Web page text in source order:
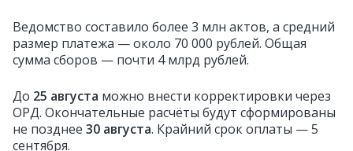
Ведомство составило более 3 млн актов, а средний
размер платежа — около 70 000 рублей. Общая
сумма сборов — почти 4 млрд рублей.
До 25 августа можно внести корректировки через
ОРД. Окончательные расчёты будут сформированы
не позднее 30 августа. Крайний срок оплаты — 5
сентября.